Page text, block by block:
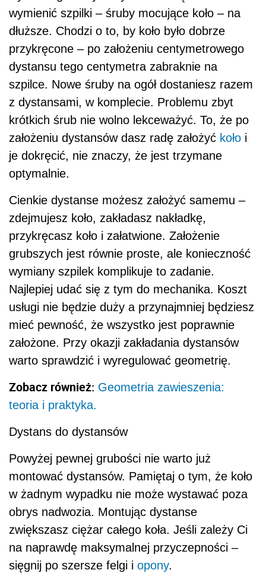
wymienić szpilki – śruby mocujące koło – na
dłuższe. Chodzi o to, by koło było dobrze
przykręcone – po założeniu centymetrowego
dystansu tego centymetra zabraknie na
szpilce. Nowe śruby na ogół dostaniesz razem
z dystansami, w komplecie. Problemu zbyt
krótkich śrub nie wolno lekceważyć. To, że po
założeniu dystansów dasz radę założyć koło i
je dokręcić, nie znaczy, że jest trzymane
optymalnie.
Cienkie dystanse możesz założyć samemu –
zdejmujesz koło, zakładasz nakładkę,
przykręcasz koło i załatwione. Założenie
grubszych jest równie proste, ale konieczność
wymiany szpilek komplikuje to zadanie.
Najlepiej udać się z tym do mechanika. Koszt
usługi nie będzie duży a przynajmniej będziesz
mieć pewność, że wszystko jest poprawnie
założone. Przy okazji zakładania dystansów
warto sprawdzić i wyregulować geometrię.
Zobacz również: Geometria zawieszenia:
teoria i praktyka.
Dystans do dystansów
Powyżej pewnej grubości nie warto już
montować dystansów. Pamiętaj o tym, że koło
w żadnym wypadku nie może wystawać poza
obrys nadwozia. Montując dystanse
zwiększasz ciężar całego koła. Jeśli zależy Ci
na naprawdę maksymalnej przyczepności –
sięgnij po szersze felgi i opony.